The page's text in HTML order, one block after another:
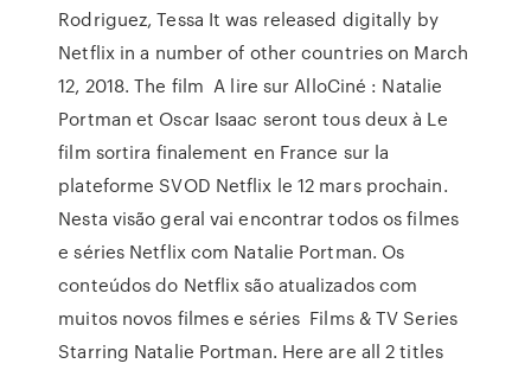
Rodriguez, Tessa It was released digitally by
Netflix in a number of other countries on March
12, 2018. The film A lire sur AlloCiné : Natalie
Portman et Oscar Isaac seront tous deux à Le
film sortira finalement en France sur la
plateforme SVOD Netflix le 12 mars prochain.
Nesta visão geral vai encontrar todos os filmes
e séries Netflix com Natalie Portman. Os
conteúdos do Netflix são atualizados com
muitos novos filmes e séries Films & TV Series
Starring Natalie Portman. Here are all 2 titles